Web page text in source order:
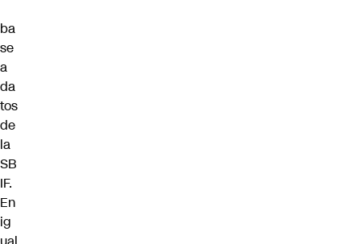
ba
se
a
da
tos
de
la
SB
IF.
En
ig